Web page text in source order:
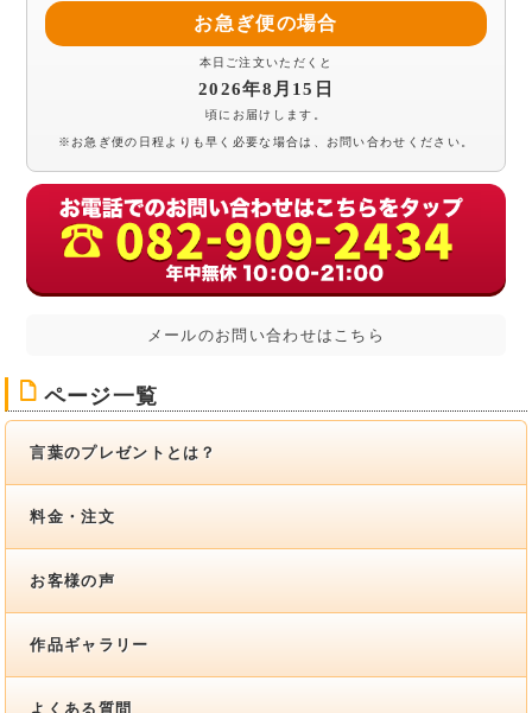
お急ぎ便の場合
本日ご注文いただくと
2026年8月15日
頃にお届けします。
※お急ぎ便の日程よりも早く必要な場合は、お問い合わせください。
メールのお問い合わせはこちら
F ページ一覧
言葉のプレゼントとは？
料金・注文
お客様の声
作品ギャラリー
よくある質問